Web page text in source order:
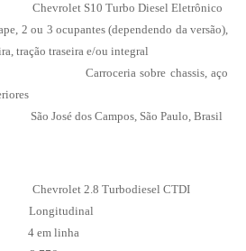
S10 Turbo Diesel Eletrônico
2 ou 3 ocupantes (dependendo da versão),
tração traseira e/ou integral
sobre chassis, aço
dos Campos, São Paulo, Brasil
2.8 Turbodiesel CTDI
4 em linha